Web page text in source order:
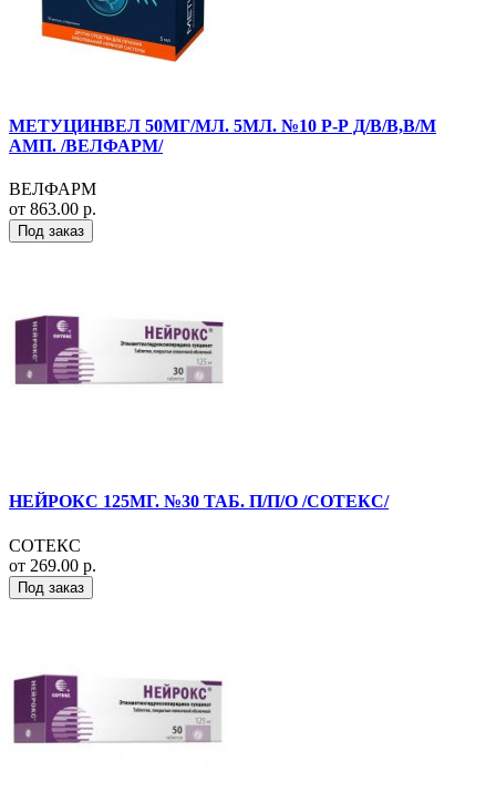
МЕТУЦИНВЕЛ 50МГ/МЛ. 5МЛ. №10 Р-Р Д/В/В,В/М
АМП. /ВЕЛФАРМ/
ВЕЛФАРМ
от 863.00 р.
Под заказ
НЕЙРОКС 125МГ. №30 ТАБ. П/П/О /СОТЕКС/
СОТЕКС
от 269.00 р.
Под заказ